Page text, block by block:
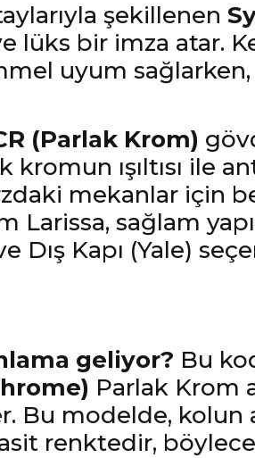
şekillenen
lüks bir imza atar.
uyum
(Parlak Krom)
kromun ışıltısı ile
mekanlar için
Larissa, sağlam
Dış Kapı (Yale)
geliyor? Bu
Parlak Krom
Bu modelde,
renktedir,